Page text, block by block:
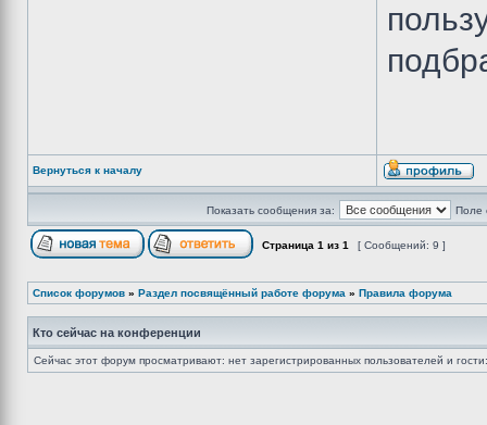
Вернуться к началу
Показать сообщения за: Поле
Страница 1 из 1 [ Сообщений: 9 ]
Список форумов » Раздел посвящённый работе форума » Правила форума
Кто сейчас на конференции
Сейчас этот форум просматривают: нет зарегистрированных пользователей и